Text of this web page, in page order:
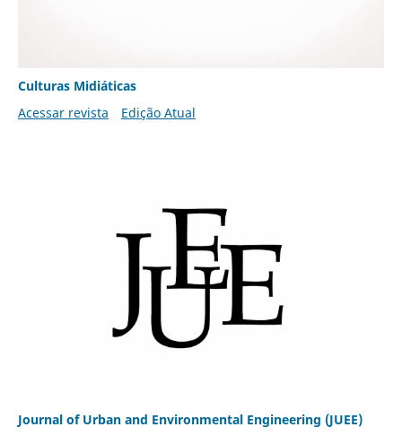
Culturas Midiáticas
Acessar revista
Edição Atual
Journal of Urban and Environmental Engineering (JUEE)